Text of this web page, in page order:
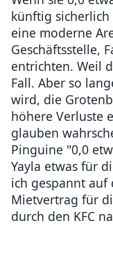
künftig
eine moderne
Geschäftsstelle,
entrichten. Weil
Fall. Aber so
wird, die
höhere Verluste
glauben
Pinguine "0,0
Yayla etwas für
ich gespannt auf
Mietvertrag für
durch den KFC